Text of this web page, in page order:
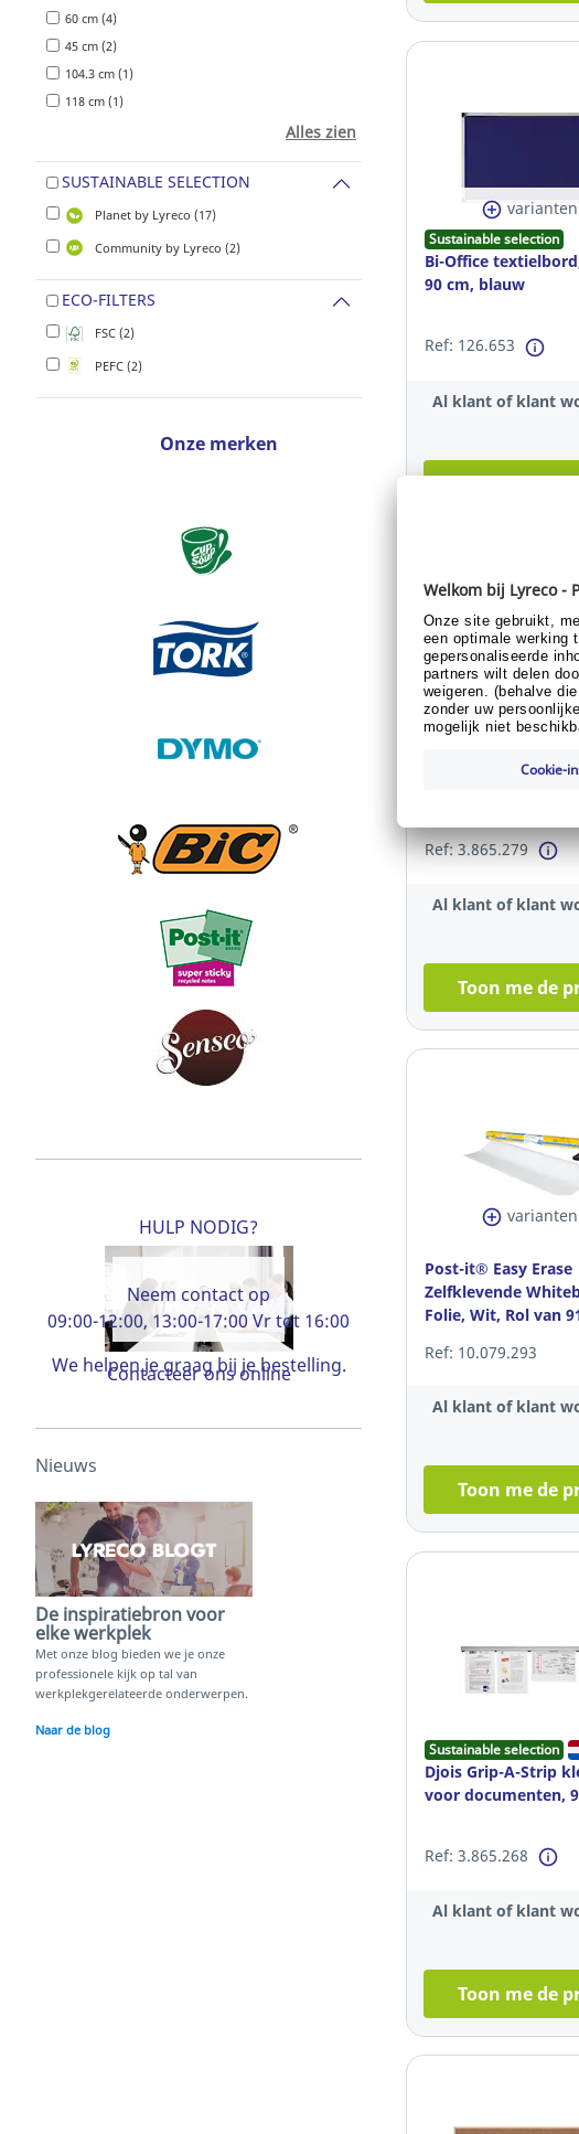
60 cm (4)
45 cm (2)
104.3 cm (1)
118 cm (1)
Alles zien
SUSTAINABLE SELECTION
Planet by Lyreco (17)
Community by Lyreco (2)
ECO-FILTERS
FSC (2)
PEFC (2)
Onze merken
HULP NODIG?
Neem contact op
09:00-12:00, 13:00-17:00 Vr tot 16:00
Contacteer ons online
We helpen je graag bij je bestelling.
Nieuws
De inspiratiebron voor
elke werkplek
Met onze blog bieden we je onze
professionele kijk op tal van
werkplekgerelateerde onderwerpen.
Naar de blog
varianten
Sustainable selection
Bi-Office
90 cm, blauw
Ref: 126.653
Al klant of klant
Toon me de
Djois Grip-A-Strip
Ref: 3.865.279
Al klant of klant
Toon me de
varianten
Post-it® Easy Erase
Zelfklevende
Folie, Wit, Rol van
Ref: 10.079.293
Al klant of klant
Toon me de
Sustainable selection
Djois Grip-A-Strip
voor documenten,
Ref: 3.865.268
Al klant of klant
Toon me de